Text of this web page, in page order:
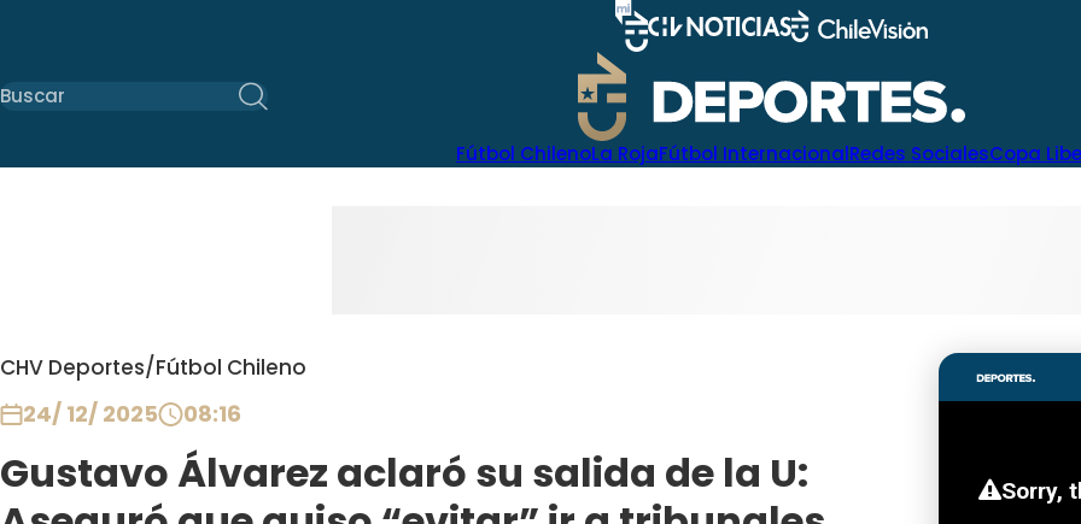
Fútbol ChilenoLa RojaFútbol InternacionalRedes SocialesCopa
CHV Deportes/Fútbol Chileno
24/ 12/ 2025 08:16
Gustavo Álvarez aclaró su salida de la U: